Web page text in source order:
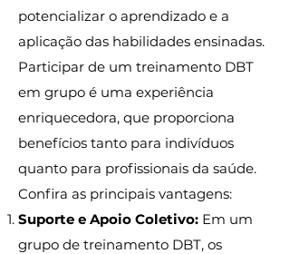
potencializar o aprendizado e a
aplicação das habilidades ensinadas.
Participar de um treinamento DBT
em grupo é uma experiência
enriquecedora, que proporciona
benefícios tanto para indivíduos
quanto para profissionais da saúde.
Confira as principais vantagens:
Suporte e Apoio Coletivo: Em um
grupo de treinamento DBT, os